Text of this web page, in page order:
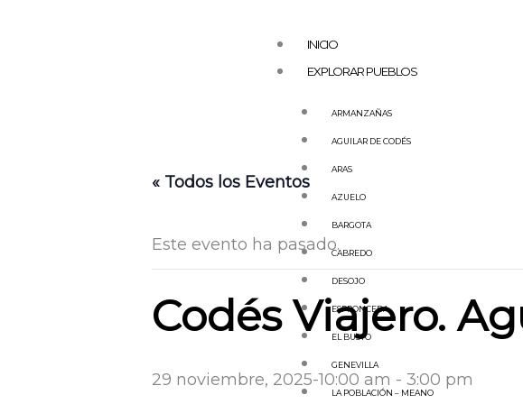
INICIO
EXPLORAR PUEBLOS
ARMANZAÑAS
AGUILAR DE CODÉS
ARAS
AZUELO
BARGOTA
CABREDO
DESOJO
ESPRONCEDA
EL BUSTO
GENEVILLA
LA POBLACIÓN – MEANO
« Todos los Eventos
Este evento ha pasado.
Codés Viajero.
29 noviembre, 2025-10:00 am - 3:00 pm